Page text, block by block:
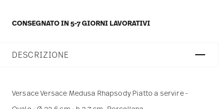
CONSEGNATO IN 5-7 GIORNI LAVORATIVI
DESCRIZIONE
Versace Versace Medusa Rhapsody Piatto a servire -